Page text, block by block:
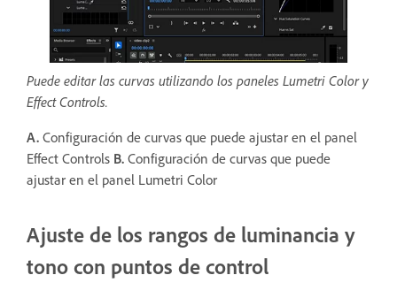
Puede editar las curvas utilizando los paneles Lumetri Color y
Effect Controls.
A. Configuración de curvas que puede ajustar en el panel
Effect Controls B. Configuración de curvas que puede
ajustar en el panel Lumetri Color
Ajuste de los rangos de luminancia y
tono con puntos de control